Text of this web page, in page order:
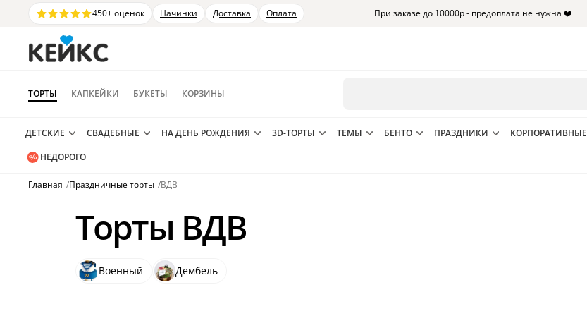
450+ оценок Начинки Доставка Оплата При заказе до 10000р - предоплата не нужна ❤️
ТОРТЫ КАПКЕЙКИ БУКЕТЫ КОРЗИНЫ
ДЕТСКИЕ СВАДЕБНЫЕ НА ДЕНЬ РОЖДЕНИЯ 3D-ТОРТЫ ТЕМЫ БЕНТО ПРАЗДНИКИ КОРПОРАТИВНЫЕ
НЕДОРОГО
Главная /Праздничные торты /ВДВ
Торты ВДВ
Военный Дембель